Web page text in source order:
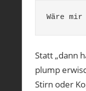
Wäre
Statt „dann
plump
Stirn oder